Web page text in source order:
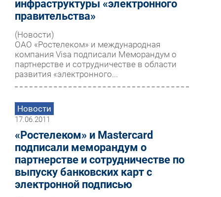
инфраструктуры «электронного
правительства»
(Новости)
ОАО «Ростелеком» и международная
компания Visa подписали Меморандум о
партнерстве и сотрудничестве в области
развития «электронного...
Новости
17.06.2011
«Ростелеком» и Mastercard
подписали меморандум о
партнерстве и сотрудничестве по
выпуску банковских карт с
электронной подписью